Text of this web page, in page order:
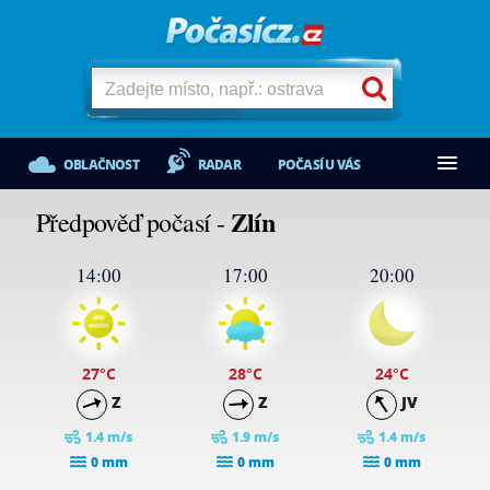
OBLAČNOST RADAR POČASÍ U VÁS
Předpověď počasí -Zlín
14:00
27°C
Z
1.4 m/s
0 mm
17:00
28°C
Z
1.9 m/s
0 mm
20:00
24°C
JV
1.4 m/s
0 mm